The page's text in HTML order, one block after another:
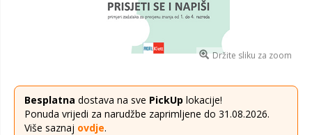
Držite sliku za zoom
Besplatna dostava na sve PickUp lokacije!
Ponuda vrijedi za narudžbe zaprimljene do 31.08.2026.
Više saznaj ovdje.